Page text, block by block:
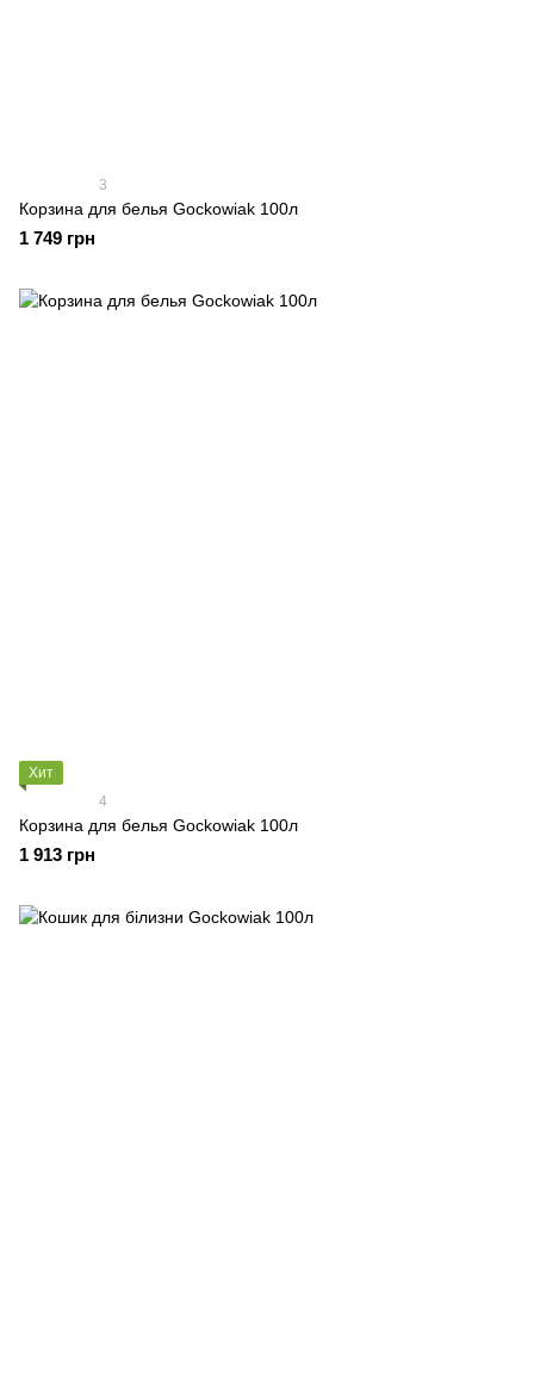
3
Корзина для белья Gockowiak 100л
1 749 грн
Хит
4
Корзина для белья Gockowiak 100л
1 913 грн